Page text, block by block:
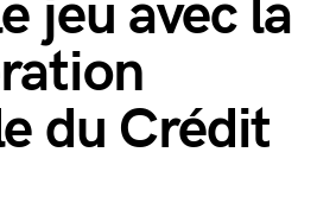
jeu avec la
du Crédit